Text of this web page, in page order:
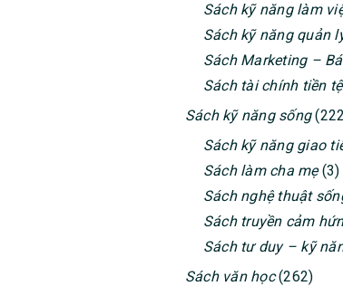
Sách kỹ năng làm
Sách kỹ năng quản
Sách Marketing –
Sách tài chính tiền tệ
Sách kỹ năng sống
Sách kỹ năng giao
Sách làm cha mẹ(3)
Sách nghệ thuật
Sách truyền cảm
Sách tư duy – kỹ
Sách văn học(262)